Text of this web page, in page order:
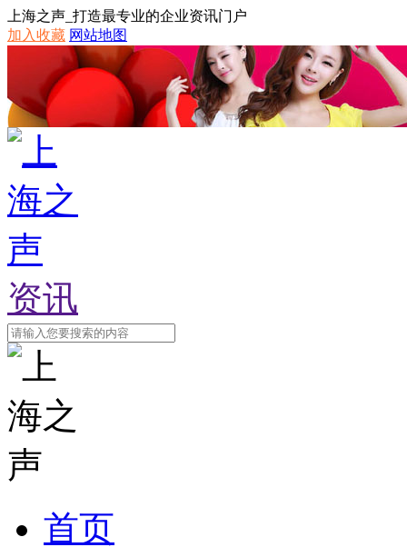
上海之声_打造最专业的企业资讯门户
加入收藏 网站地图
资讯
首页